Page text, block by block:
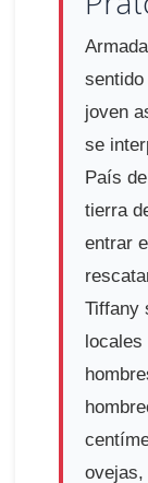
joven
se
País
tierra
entrar
Tiffany
locales
ovejas,